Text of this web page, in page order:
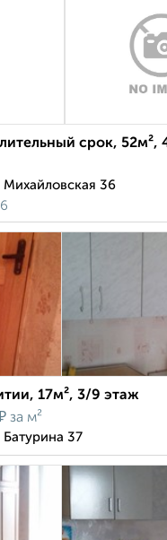
срок, 52м²,
36
17м², 3/9 этаж
за м²
37